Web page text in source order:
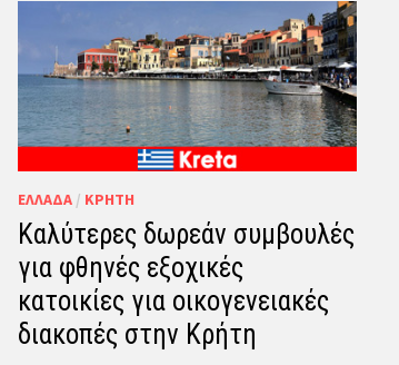
ΕΛΛΆΔΑ / ΚΡΉΤΗ
Καλύτερες δωρεάν συμβουλές
για φθηνές εξοχικές
κατοικίες για οικογενειακές
διακοπές στην Κρήτη